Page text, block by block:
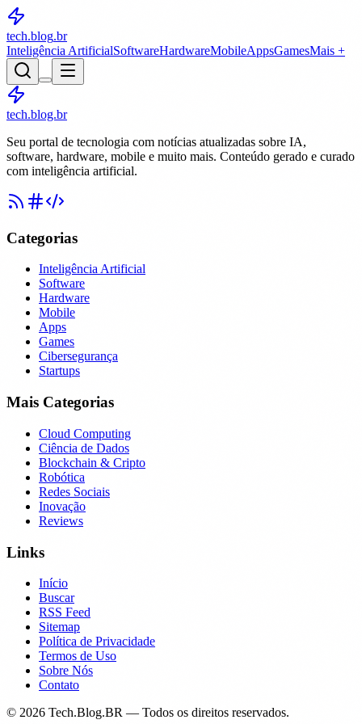
tech.blog.br
Inteligência ArtificialSoftwareHardwareMobileAppsGamesMais +
tech.blog.br
Seu portal de tecnologia com notícias atualizadas sobre IA,
software, hardware, mobile e muito mais. Conteúdo gerado e curado
com inteligência artificial.
Categorias
Inteligência Artificial
Software
Hardware
Mobile
Apps
Games
Cibersegurança
Startups
Mais Categorias
Cloud Computing
Ciência de Dados
Blockchain & Cripto
Robótica
Redes Sociais
Inovação
Reviews
Links
Início
Buscar
RSS Feed
Sitemap
Política de Privacidade
Termos de Uso
Sobre Nós
Contato
© 2026 Tech.Blog.BR — Todos os direitos reservados.